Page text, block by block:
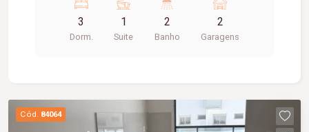
balcão com revestimento ripado e acabamento
em granito verde ubatuba, armários planejados e
cooktop, - corredor lateral com canteiro e
amadeirado, - 01 área gourmet com
churrasqueira, balcão e pia com armário, - cerca
3
Dorm.
1
Suite
2
Banho
2
Garagens
Cód. 84064